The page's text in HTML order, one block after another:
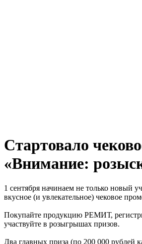
Стартовало
«Внимание:
1 сентября начинаем не только новый
вкусное (и увлекательное) чековое
Покупайте продукцию РЕМИТ,
участвуйте в розыгрышах призов.
Два главных приза (по 200 000 рублей